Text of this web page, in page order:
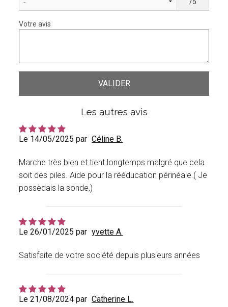
Votre avis
Les autres avis
Le 14/05/2025 par Céline B.
Marche très bien et tient longtemps malgré que cela
soit des piles. Aide pour la rééducation périnéale.( Je
possèdais la sonde,)
Le 26/01/2025 par yvette A.
Satisfaite de votre société depuis plusieurs années
Le 21/08/2024 par Catherine L.